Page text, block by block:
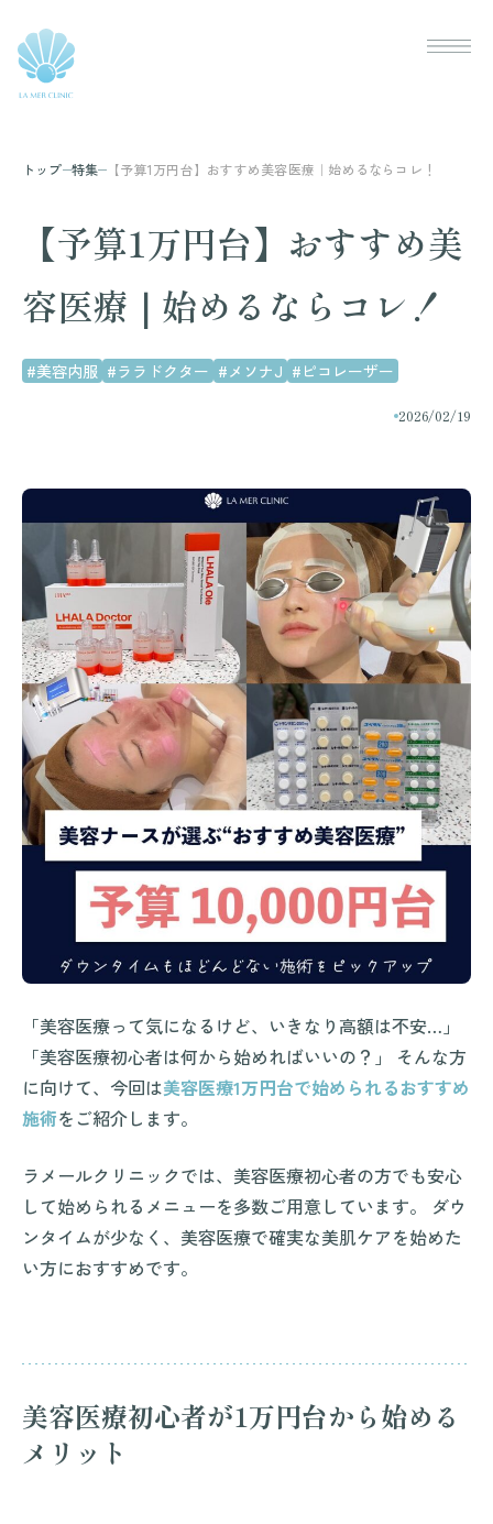
トップ 特集 【予算1万円台】おすすめ美容医療｜始めるならコレ！
【予算1万円台】おすすめ美
容医療｜始めるならコレ！
#美容内服 #ララドクター #メソナJ #ピコレーザー
2026/02/19
「美容医療って気になるけど、いきなり高額は不安…」
「美容医療初心者は何から始めればいいの？」 そんな方
に向けて、今回は美容医療1万円台で始められるおすすめ
施術をご紹介します。
ラメールクリニックでは、美容医療初心者の方でも安心
して始められるメニューを多数ご用意しています。 ダウ
ンタイムが少なく、美容医療で確実な美肌ケアを始めた
い方におすすめです。
美容医療初心者が1万円台から始める
メリット